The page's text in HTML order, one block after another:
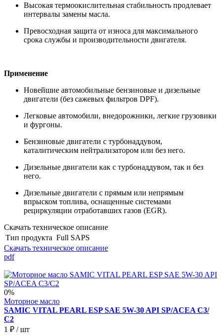
Высокая термоокислительная стабильность продлевает
интервалы замены масла.
Превосходная защита от износа для максимального
срока службы и производительности двигателя.
Применение
Новейшие автомобильные бензиновые и дизельные
двигатели (без сажевых фильтров DPF).
Легковые автомобили, внедорожники, легкие грузовики
и фургоны.
Бензиновые двигатели с турбонаддувом,
каталитическим нейтрализатором или без него.
Дизельные двигатели как с турбонаддувом, так и без
него.
Дизельные двигатели с прямым или непрямым
впрыском топлива, оснащенные системами
рециркуляции отработавших газов (EGR).
Скачать техническое описание
Тип продукта Full SAPS
Скачать техническое описание
pdf
0%
Моторное масло
SAMIC VITAL PEARL ESP SAE 5W-30 API SP/ACEA C3/
С2
1 ₽ / шт